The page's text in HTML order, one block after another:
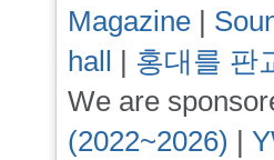
Magazine |
hall | 홍대를 판
We are
(2022~2026) |